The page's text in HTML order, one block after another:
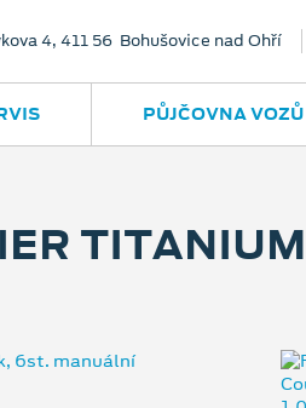
4, 411 56 Bohušovice nad Ohří
PŮJČOVNA VOZŮ
TITANIUM